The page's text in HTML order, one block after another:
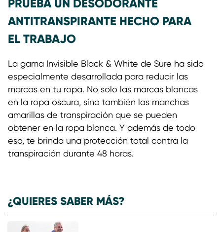
ANTITRANSPIRANTE HECHO PARA
EL TRABAJO
La gama Invisible Black & White de Sure ha sido
especialmente desarrollada para reducir las
marcas en tu ropa. No solo las marcas blancas
en la ropa oscura, sino también las manchas
amarillas de transpiración que se pueden
obtener en la ropa blanca. Y además de todo
eso, te brinda una protección total contra la
transpiración durante 48 horas.
¿QUIERES SABER MÁS?